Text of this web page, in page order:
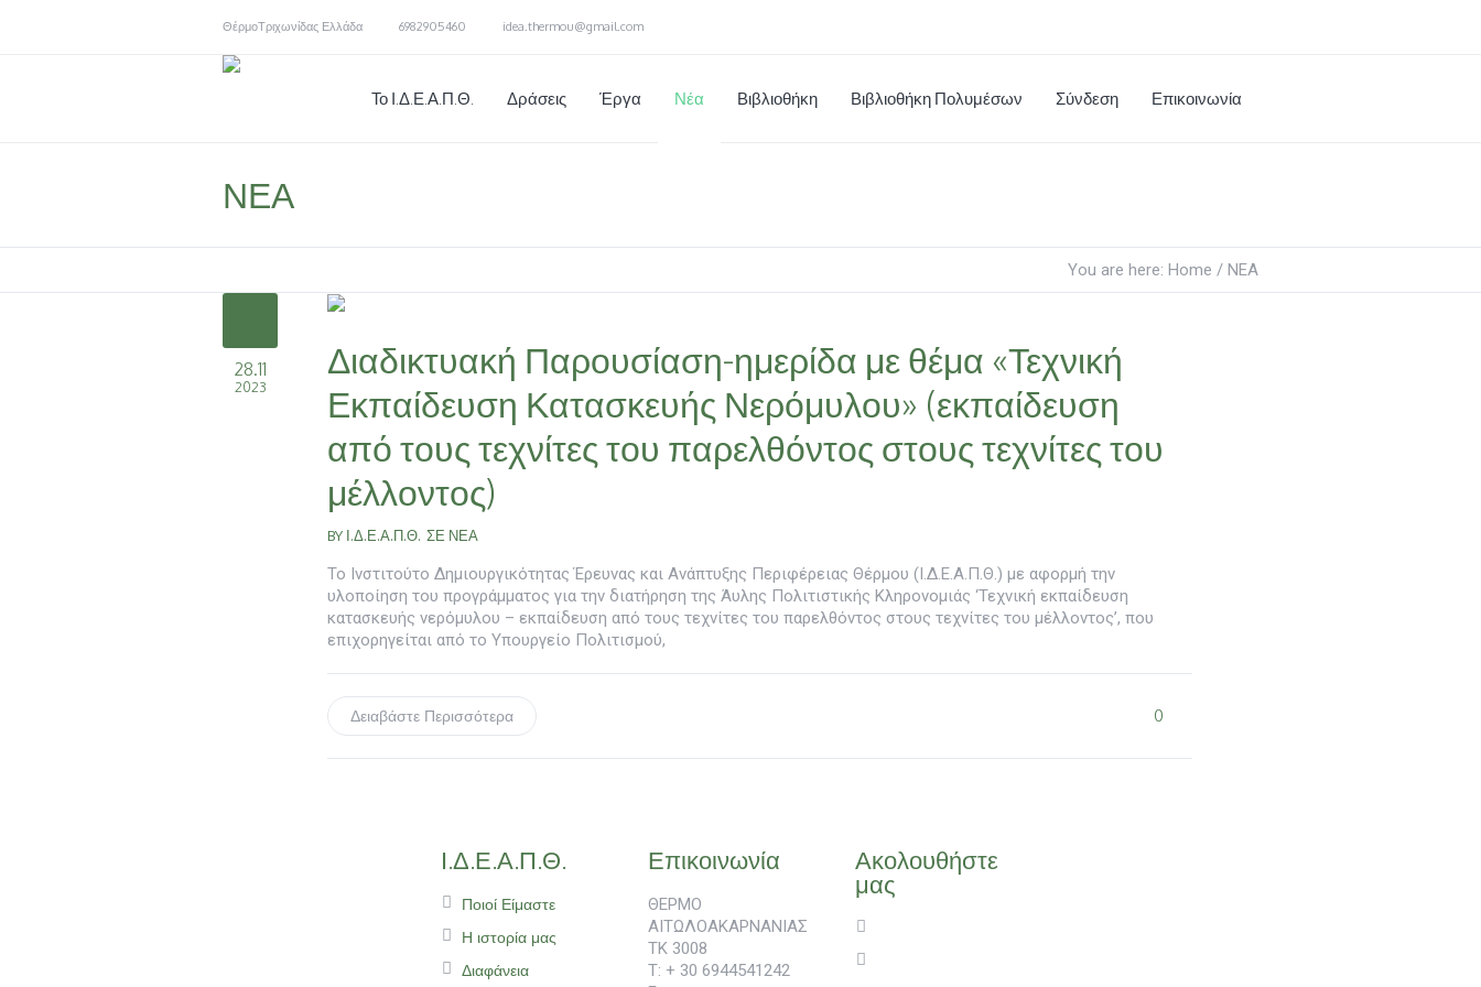
ΘέρμοΤριχωνίδας Ελλάδα 6982905460 idea.thermou@gmail.com
Το Ι.Δ.Ε.Α.Π.Θ. Δράσεις Έργα Νέα Βιβλιοθήκη Βιβλιοθήκη Πολυμέσων Σύνδεση Επικοινωνία
ΝΕΑ
You are here: Home / ΝΕΑ
28.11
2023
Διαδικτυακή Παρουσίαση-ημερίδα με θέμα «Τεχνική
Εκπαίδευση Κατασκευής Νερόμυλου» (εκπαίδευση
από τους τεχνίτες του παρελθόντος στους τεχνίτες του
μέλλοντος)
BY Ι.Δ.Ε.Α.Π.Θ. ΣΕ ΝΕΑ
Το Ινστιτούτο Δημιουργικότητας Έρευνας και Ανάπτυξης Περιφέρειας Θέρμου (Ι.Δ.Ε.Α.Π.Θ.) με αφορμή την
υλοποίηση του προγράμματος για την διατήρηση της Άυλης Πολιτιστικής Κληρονομιάς ‘Τεχνική εκπαίδευση
κατασκευής νερόμυλου – εκπαίδευση από τους τεχνίτες του παρελθόντος στους τεχνίτες του μέλλοντος’, που
επιχορηγείται από το Υπουργείο Πολιτισμού,
0
Δειαβάστε Περισσότερα
Ι.Δ.Ε.Α.Π.Θ.
Ποιοί Είμαστε
Η ιστορία μας
Διαφάνεια
Επικοινωνία
ΘΕΡΜΟ
ΑΙΤΩΛΟΑΚΑΡΝΑΝΙΑΣ
ΤΚ 3008
T: + 30 6944541242
Ακολουθήστε
μας